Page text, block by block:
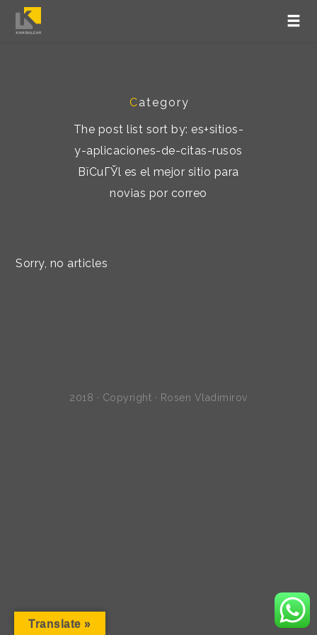
Category
The post list sort by: es+sitios-
y-aplicaciones-de-citas-rusos
ВїCuГЎl es el mejor sitio para
novias por correo
Sorry, no articles
2018 · Copyright · Rosen Vladimirov
Translate »